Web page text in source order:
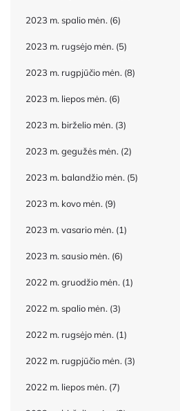
2023 m. spalio mėn. (6)
2023 m. rugsėjo mėn. (5)
2023 m. rugpjūčio mėn. (8)
2023 m. liepos mėn. (6)
2023 m. birželio mėn. (3)
2023 m. gegužės mėn. (2)
2023 m. balandžio mėn. (5)
2023 m. kovo mėn. (9)
2023 m. vasario mėn. (1)
2023 m. sausio mėn. (6)
2022 m. gruodžio mėn. (1)
2022 m. spalio mėn. (3)
2022 m. rugsėjo mėn. (1)
2022 m. rugpjūčio mėn. (3)
2022 m. liepos mėn. (7)